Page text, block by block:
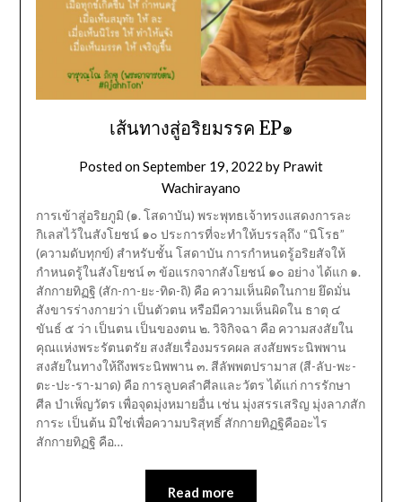
เส้นทางสู่อริยมรรค EP๑
Posted onSeptember 19, 2022 by Prawit
Wachirayano
การเข้าสู่อริยภูมิ (๑. โสดาบัน) พระพุทธเจ้าทรงแสดงการละ
กิเลสไว้ในสังโยชน์ ๑๐ ประการที่จะทำให้บรรลุถึง “นิโรธ”
(ความดับทุกข์) สำหรับชั้น โสดาบัน การกำหนดรู้อริยสัจให้
กำหนดรู้ในสังโยชน์ ๓ ข้อแรกจากสังโยชน์ ๑๐ อย่าง ได้แก ๑.
สักกายทิฏฐิ (สัก-กา-ยะ-ทิด-ถิ) คือ ความเห็นผิดในกาย ยึดมั่น
สังขารร่างกายว่า เป็นตัวตน หรือมีความเห็นผิดใน ธาตุ ๔
ขันธ์ ๕ ว่า เป็นตน เป็นของตน ๒. วิจิกิจฉา คือ ความสงสัยใน
คุณแห่งพระรัตนตรัย สงสัยเรื่องมรรคผล สงสัยพระนิพพาน
สงสัยในทางให้ถึงพระนิพพาน ๓. สีลัพพตปรามาส (สี-ลับ-พะ-
ตะ-ปะ-รา-มาด) คือ การลูบคลำศีลและวัตร ได้แก่ การรักษา
ศีล บำเพ็ญวัตร เพื่อจุดมุ่งหมายอื่น เช่น มุ่งสรรเสริญ มุ่งลาภสัก
การะ เป็นต้น มิใช่เพื่อความบริสุทธิ์ สักกายทิฏฐิคืออะไร
สักกายทิฏฐิ คือ…
Read more